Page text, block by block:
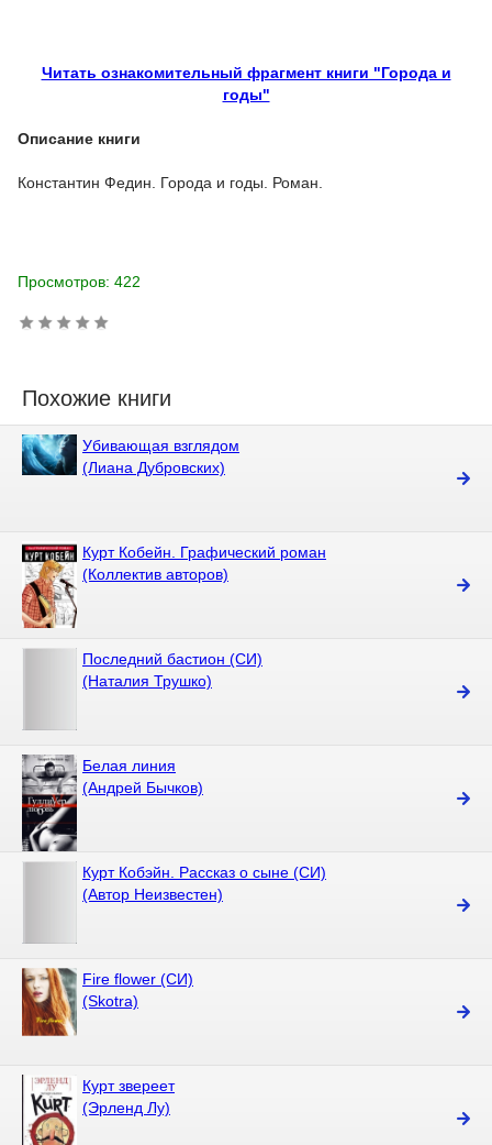
Читать ознакомительный фрагмент книги "Города и
годы"
Описание книги
Константин Федин. Города и годы. Роман.
Просмотров: 422
Похожие книги
Убивающая взглядом
(Лиана Дубровских)
Курт Кобейн. Графический роман
(Коллектив авторов)
Последний бастион (СИ)
(Наталия Трушко)
Белая линия
(Андрей Бычков)
Курт Кобэйн. Рассказ о сыне (СИ)
(Автор Неизвестен)
Fire flower (СИ)
(Skotra)
Курт звереет
(Эрленд Лу)